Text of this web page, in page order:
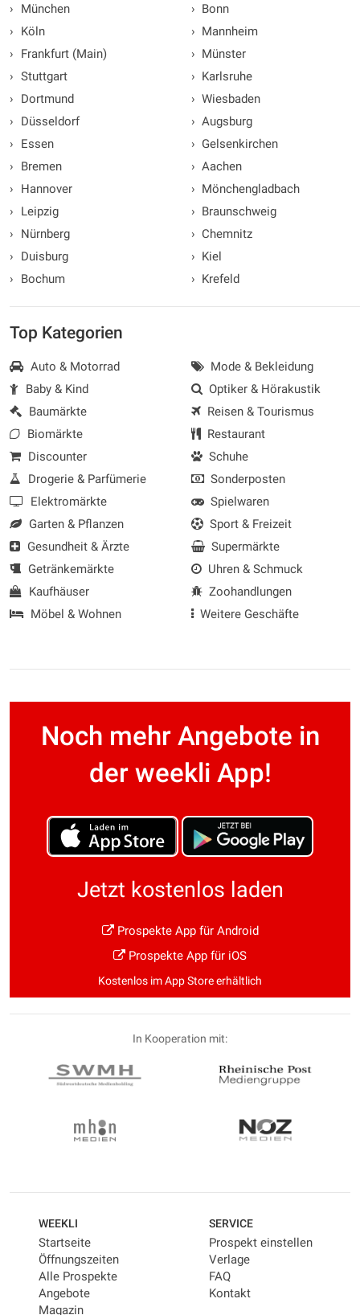
›
München
›
Köln
›
Frankfurt (Main)
› Stuttgart
›
Dortmund
›
Düsseldorf
›
Essen
›
Bremen
›
Hannover
›
Leipzig
›
Nürnberg
›
Duisburg
›
Bochum
› Bonn
› Mannheim
› Münster
› Karlsruhe
› Wiesbaden
› Augsburg
› Gelsenkirchen
› Aachen
› Mönchengladbach
› Braunschweig
› Chemnitz
› Kiel
› Krefeld
Top Kategorien
Auto & Motorrad
Baby & Kind
Baumärkte
Biomärkte
Discounter
Drogerie & Parfümerie
Elektromärkte
Garten & Pflanzen
Gesundheit & Ärzte
Getränkemärkte
Kaufhäuser
Möbel & Wohnen
Mode & Bekleidung
Optiker & Hörakustik
Reisen & Tourismus
Restaurant
Schuhe
Sonderposten
Spielwaren
Sport & Freizeit
Supermärkte
Uhren & Schmuck
Zoohandlungen
Weitere Geschäfte
Noch mehr Angebote in
der weekli App!
Jetzt kostenlos laden
Prospekte App für Android
Prospekte App für iOS
Kostenlos im App Store erhältlich
In Kooperation mit:
WEEKLI
Startseite
Öffnungszeiten
Alle Prospekte
Angebote
Magazin
SERVICE
Prospekt einstellen
Verlage
FAQ
Kontakt